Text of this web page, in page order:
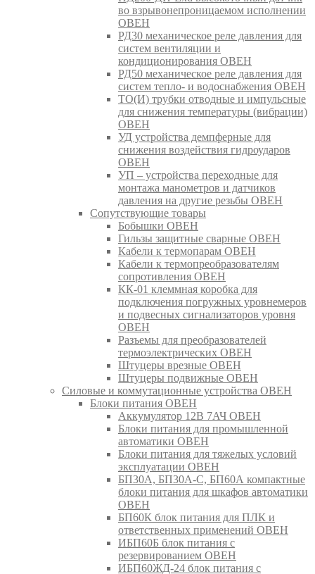
во взрывонепроницаемом исполнении
ОВЕН
РД30 механическое реле давления для
систем вентиляции и
кондиционирования ОВЕН
РД50 механическое реле давления для
систем тепло- и водоснабжения ОВЕН
ТО(И) трубки отводные и импульсные
для снижения температуры (вибрации)
ОВЕН
УД устройства демпферные для
снижения воздействия гидроударов
ОВЕН
УП – устройства переходные для
монтажа манометров и датчиков
давления на другие резьбы ОВЕН
Сопутствующие товары
Бобышки ОВЕН
Гильзы защитные сварные ОВЕН
Кабели к термопарам ОВЕН
Кабели к термопреобразователям
сопротивления ОВЕН
КК-01 клеммная коробка для
подключения погружных уровнемеров
и подвесных сигнализаторов уровня
ОВЕН
Разъемы для преобразователей
термоэлектрических ОВЕН
Штуцеры врезные ОВЕН
Штуцеры подвижные ОВЕН
Силовые и коммутационные устройства ОВЕН
Блоки питания ОВЕН
Аккумулятор 12В 7АЧ ОВЕН
Блоки питания для промышленной
автоматики ОВЕН
Блоки питания для тяжелых условий
эксплуатации ОВЕН
БП30А, БП30А-С, БП60А компактные
блоки питания для шкафов автоматики
ОВЕН
БП60К блок питания для ПЛК и
ответственных применений ОВЕН
ИБП60Б блок питания с
резервированием ОВЕН
ИБП60ЖД-24 блок питания с